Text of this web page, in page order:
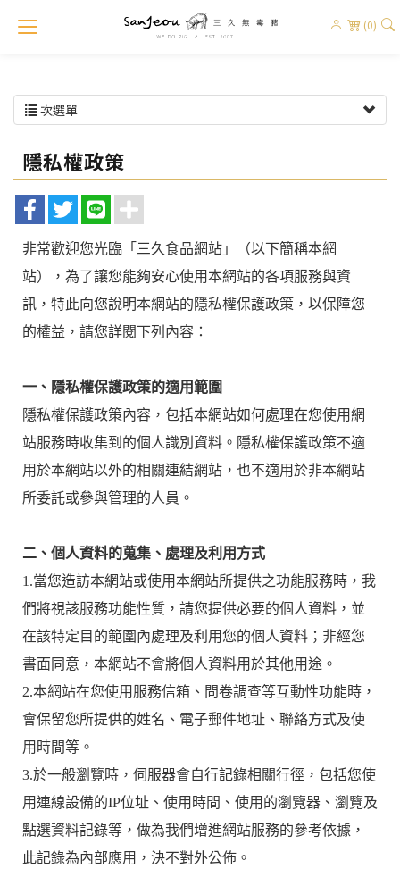
(0)
次選單
隱私權政策
非常歡迎您光臨「三久食品網站」（以下簡稱本網
站），為了讓您能夠安心使用本網站的各項服務與資
訊，特此向您說明本網站的隱私權保護政策，以保障您
的權益，請您詳閱下列內容：
一、隱私權保護政策的適用範圍
隱私權保護政策內容，包括本網站如何處理在您使用網
站服務時收集到的個人識別資料。隱私權保護政策不適
用於本網站以外的相關連結網站，也不適用於非本網站
所委託或參與管理的人員。
二、個人資料的蒐集、處理及利用方式
1.當您造訪本網站或使用本網站所提供之功能服務時，我
們將視該服務功能性質，請您提供必要的個人資料，並
在該特定目的範圍內處理及利用您的個人資料；非經您
書面同意，本網站不會將個人資料用於其他用途。
2.本網站在您使用服務信箱、問卷調查等互動性功能時，
會保留您所提供的姓名、電子郵件地址、聯絡方式及使
用時間等。
3.於一般瀏覽時，伺服器會自行記錄相關行徑，包括您使
用連線設備的IP位址、使用時間、使用的瀏覽器、瀏覽及
點選資料記錄等，做為我們增進網站服務的參考依據，
此記錄為內部應用，決不對外公佈。